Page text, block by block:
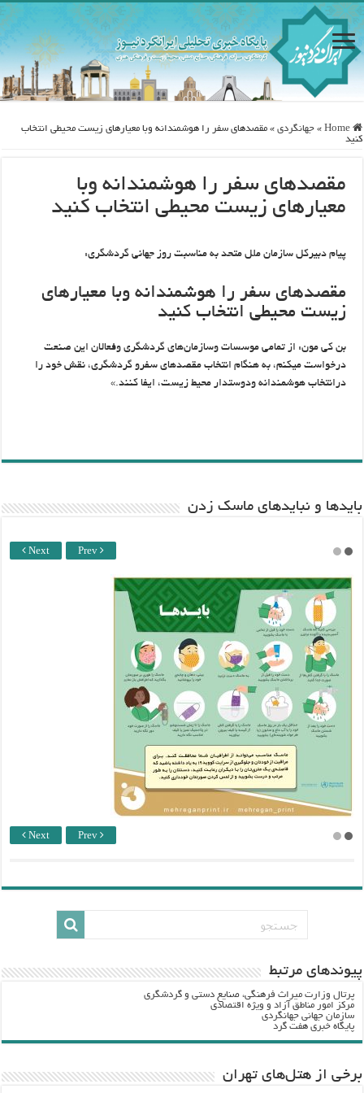
Home
» جهانگردی » مقصدهای سفر را هوشمندانه وبا معیارهای زیست محیطی انتخاب
کنید
مقصدهای سفر را هوشمندانه وبا
معیارهای زیست محیطی انتخاب کنید
پیام دبیرکل سازمان ملل متحد به مناسبت روز جهانی گردشگری:
مقصدهای سفر را هوشمندانه وبا معیارهای
زیست محیطی انتخاب کنید
بن کی مون: از تمامی موسسات وسازمان‌های گردشگری وفعالان این صنعت
درخواست می‎کنم، به هنگام انتخاب مقصدهای سفرو گردشگری، نقش خود را
درانتخاب‎ هوشمندانه ودوستدار محیط زیست، ایفا کنند.»
باید‌ها و نبایدهای ماسک زدن
Next Prev
Next Prev
پيوندهاي مرتبط
پرتال وزارت ميراث فرهنگي، صنایع دستی و گردشگري
مرکز امور مناطق آزاد و ویژه اقتصادی
سازمان جهانی جهانگردی
پایگاه خبری هفت گرد
برخی از هتل‌های تهران